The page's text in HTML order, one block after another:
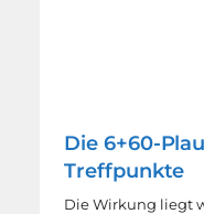
Die 6+60-
Treffpunkte
Die Wirkung liegt